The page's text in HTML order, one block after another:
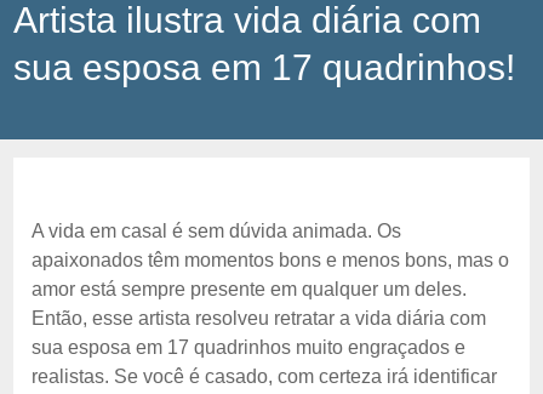
Artista ilustra vida diária com
sua esposa em 17 quadrinhos!
A vida em casal é sem dúvida animada. Os
apaixonados têm momentos bons e menos bons, mas o
amor está sempre presente em qualquer um deles.
Então, esse artista resolveu retratar a vida diária com
sua esposa em 17 quadrinhos muito engraçados e
realistas. Se você é casado, com certeza irá identificar